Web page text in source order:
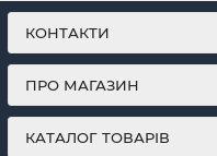
КОНТАКТИ
ПРО МАГАЗИН
КАТАЛОГ ТОВАРІВ